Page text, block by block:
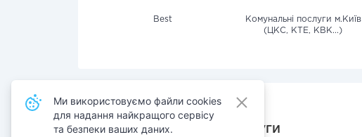
Best
Комунальні послуги м.Київ
(ЦКС, КТЕ, КВК...)
Також сплачують послуги
Ми використовуємо файли cookies
для надання найкращого сервісу
та безпеки ваших даних.